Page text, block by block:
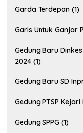
Garda Terdepan (1)
Garis Untuk Ganjar
Gedung Baru
2024 (1)
Gedung Baru SD
Gedung PTSP Kejari
Gedung SPPG (1)